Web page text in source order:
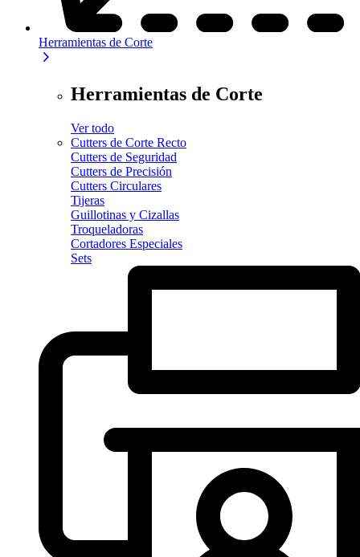
Herramientas de Corte
Herramientas de Corte
Ver todo
Cutters de Corte Recto
Cutters de Seguridad
Cutters de Precisión
Cutters Circulares
Tijeras
Guillotinas y Cizallas
Troqueladoras
Cortadores Especiales
Sets